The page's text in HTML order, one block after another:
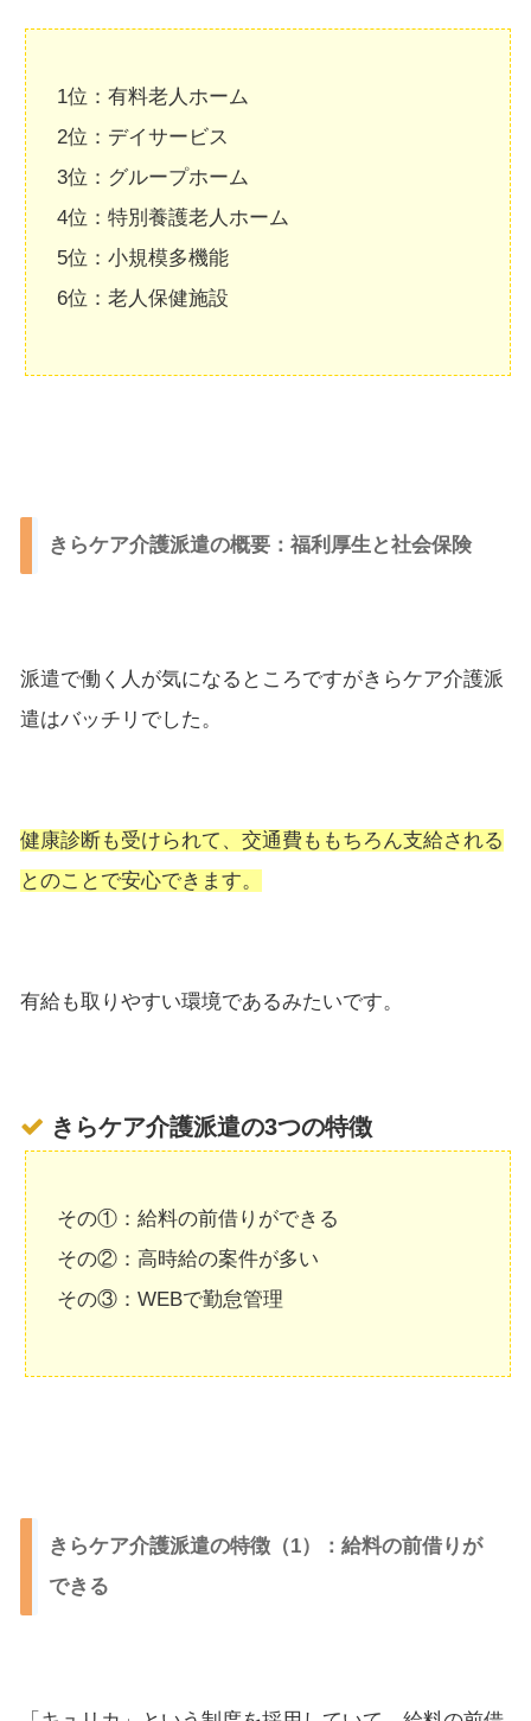
1位：有料老人ホーム
2位：デイサービス
3位：グループホーム
4位：特別養護老人ホーム
5位：小規模多機能
6位：老人保健施設
きらケア介護派遣の概要：福利厚生と社会保険
派遣で働く人が気になるところですがきらケア介護派
遣はバッチリでした。
健康診断も受けられて、交通費ももちろん支給される
とのことで安心できます。
有給も取りやすい環境であるみたいです。
きらケア介護派遣の3つの特徴
その①：給料の前借りができる
その②：高時給の案件が多い
その③：WEBで勤怠管理
きらケア介護派遣の特徴（1）：給料の前借りが
できる